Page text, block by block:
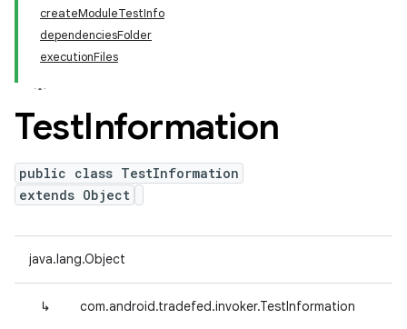
createModuleTestInfo
dependenciesFolder
executionFiles
TestInformation
public class TestInformation
extends Object
java.lang.Object
↳ com.android.tradefed.invoker.TestInformation